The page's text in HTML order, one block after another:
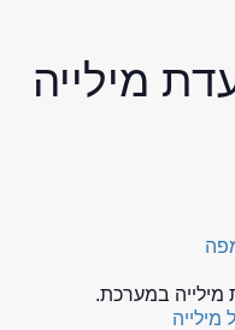
מילייה
מילייה במערכת.